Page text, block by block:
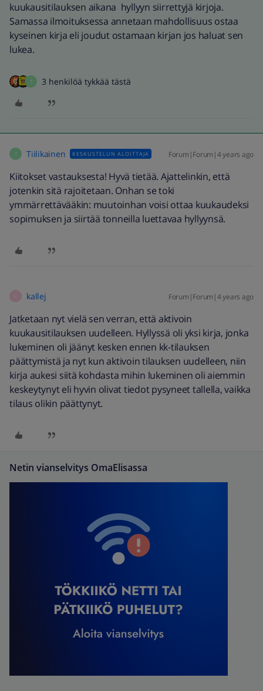
kuukausitilauksen aikana hyllyyn siirrettyjä kirjoja.
Samassa ilmoituksessa annetaan mahdollisuus ostaa
kyseinen kirja eli joudut ostamaan kirjan jos haluat sen
lukea.
T 3 henkilöä tykkää tästä
T Tiilikainen KESKUSTELUN ALOITTAJA Forum|Forum|4 years ago
Kiitokset vastauksesta! Hyvä tietää. Ajattelinkin, että
jotenkin sitä rajoitetaan. Onhan se toki
ymmärrettävääkin: muutoinhan voisi ottaa kuukaudeksi
sopimuksen ja siirtää tonneilla luettavaa hyllyynsä.
kallej Forum|Forum|4 years ago
Jatketaan nyt vielä sen verran, että aktivoin
kuukausitilauksen uudelleen. Hyllyssä oli yksi kirja, jonka
lukeminen oli jäänyt kesken ennen kk-tilauksen
päättymistä ja nyt kun aktivoin tilauksen uudelleen, niin
kirja aukesi siitä kohdasta mihin lukeminen oli aiemmin
keskeytynyt eli hyvin olivat tiedot pysyneet tallella, vaikka
tilaus olikin päättynyt.
Netin vianselvitys OmaElisassa